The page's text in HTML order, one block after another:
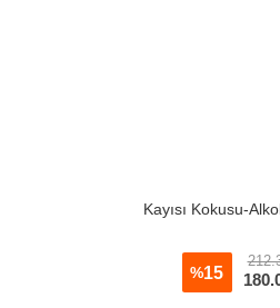
Kayısı Kokusu-
%15